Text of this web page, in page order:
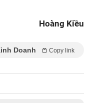
Hoàng Kiều
Doanh Copy link